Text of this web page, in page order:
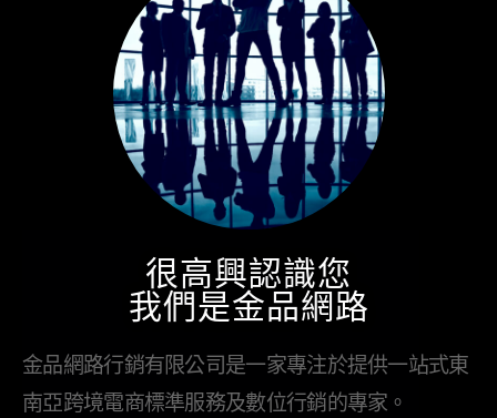
很高興認識您
我們是金品網路
金品網路行銷有限公司是一家專注於提供一站式東
南亞跨境電商標準服務及數位行銷的專家。